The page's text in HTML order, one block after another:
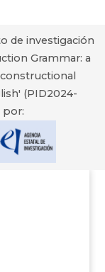
de investigación
Grammar: a
(PID2024-
por: